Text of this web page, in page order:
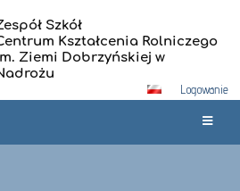
Szkół
Kształcenia Rolniczego
Ziemi Dobrzyńskiej w
Logowanie